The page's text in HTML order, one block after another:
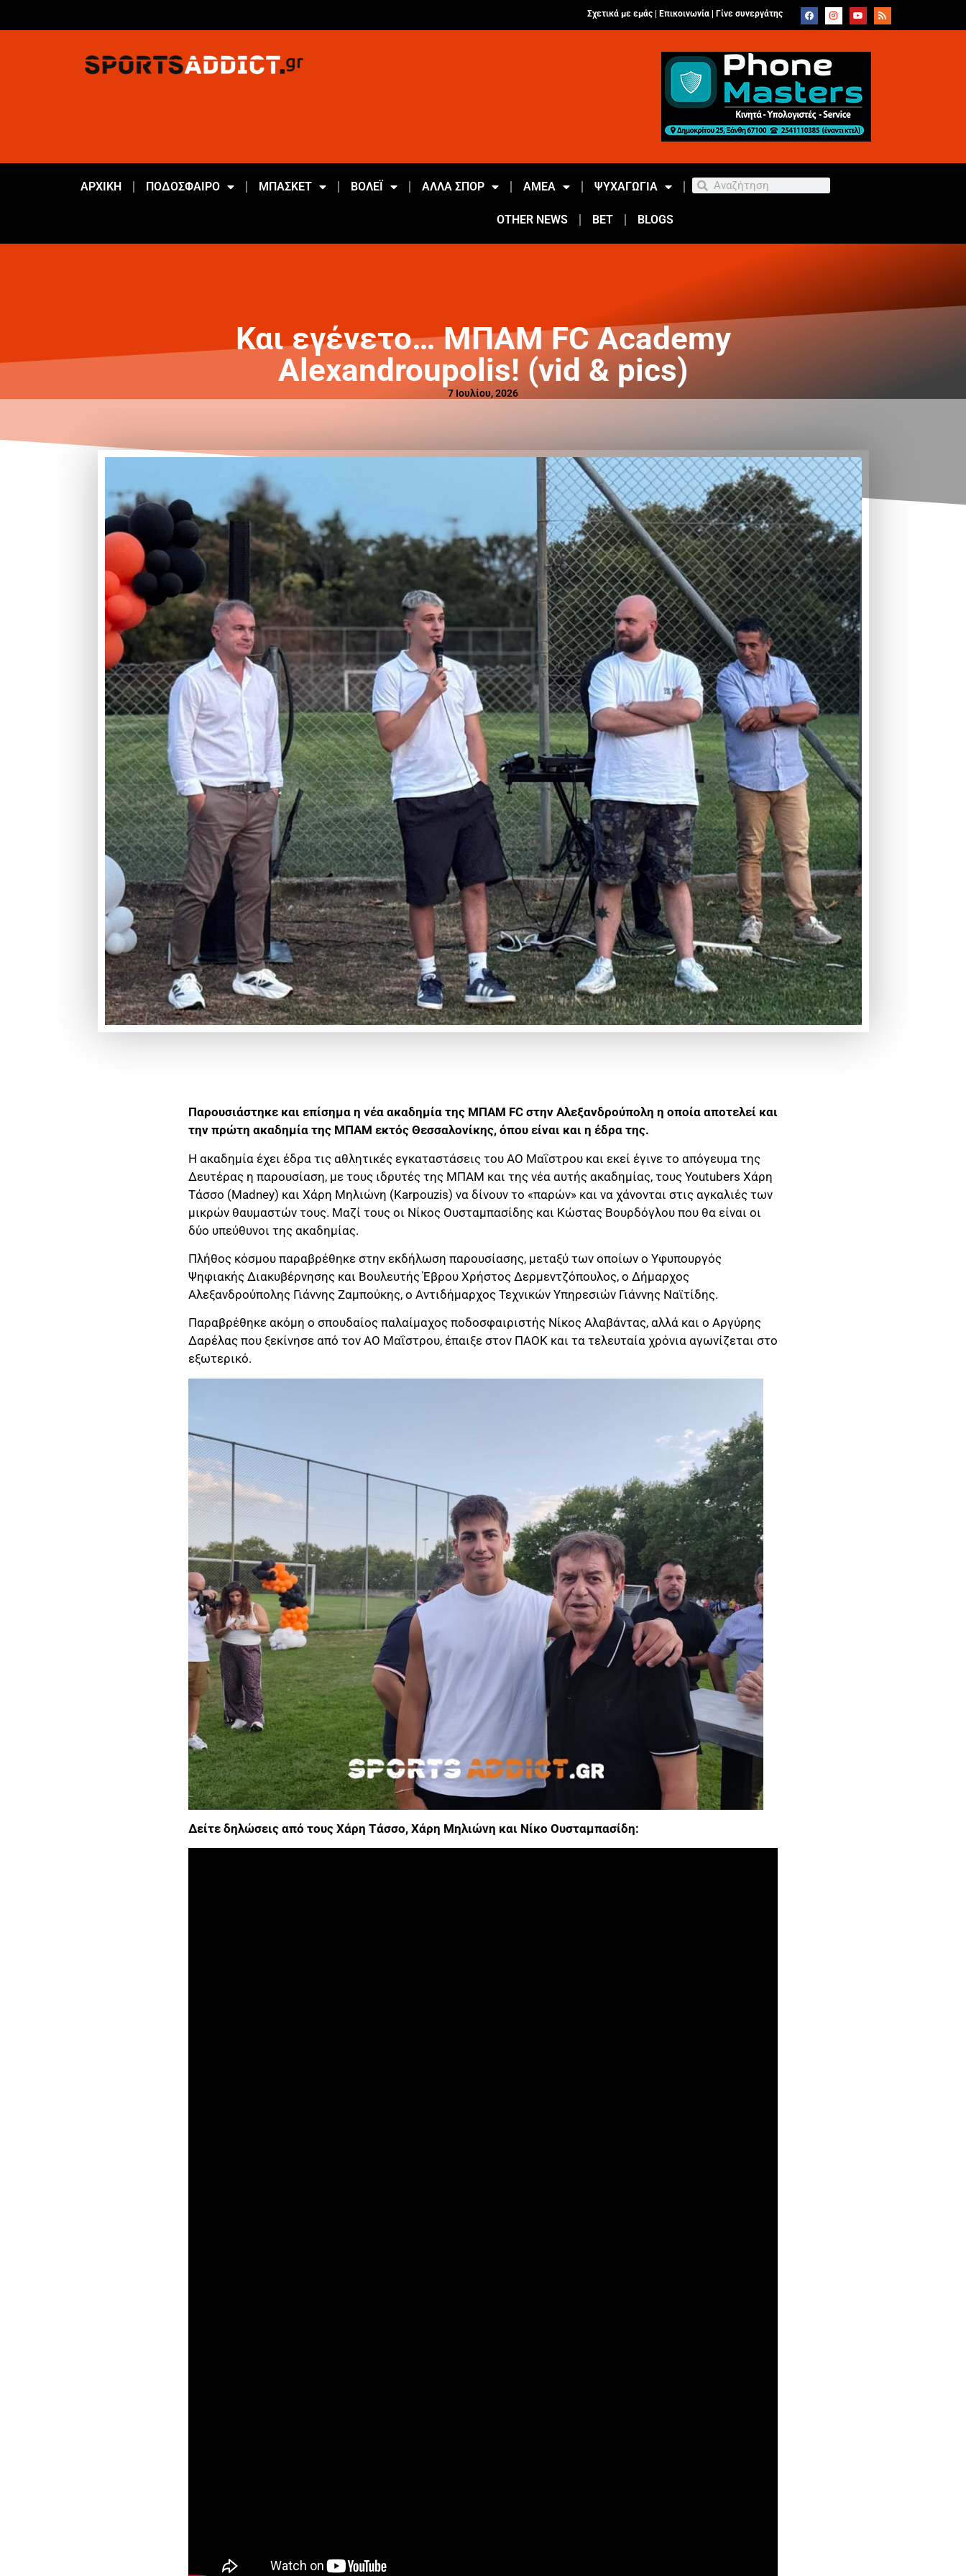
Σχετικά με εμάς | Επικοινωνία Γίνε συνεργάτης
ΑΡΧΙΚΗ ΠΟΔΟΣΦΑΙΡΟ ΜΠΑΣΚΕΤ ΒΟΛΕΪ ΑΛΛΑ ΣΠΟΡ ΑΜΕΑ ΨΥΧΑΓΩΓΙΑ
OTHER NEWS BET BLOGS
Και εγένετο… ΜΠΑΜ FC Academy
Alexandroupolis! (vid & pics)
7 Ιουλίου, 2026
Παρουσιάστηκε και επίσημα η νέα ακαδημία της ΜΠΑΜ FC στην Αλεξανδρούπολη η οποία αποτελεί και
την πρώτη ακαδημία της ΜΠΑΜ εκτός Θεσσαλονίκης, όπου είναι και η έδρα της.
Η ακαδημία έχει έδρα τις αθλητικές εγκαταστάσεις του ΑΟ Μαΐστρου και εκεί έγινε το απόγευμα της
Δευτέρας η παρουσίαση, με τους ιδρυτές της ΜΠΑΜ και της νέα αυτής ακαδημίας, τους Youtubers Χάρη
Τάσσο (Madney) και Χάρη Μηλιώνη (Karpouzis) να δίνουν το «παρών» και να χάνονται στις αγκαλιές των
μικρών θαυμαστών τους. Μαζί τους οι Νίκος Ουσταμπασίδης και Κώστας Βουρδόγλου που θα είναι οι
δύο υπεύθυνοι της ακαδημίας.
Πλήθος κόσμου παραβρέθηκε στην εκδήλωση παρουσίασης, μεταξύ των οποίων ο Υφυπουργός
Ψηφιακής Διακυβέρνησης και Βουλευτής Έβρου Χρήστος Δερμεντζόπουλος, ο Δήμαρχος
Αλεξανδρούπολης Γιάννης Ζαμπούκης, ο Αντιδήμαρχος Τεχνικών Υπηρεσιών Γιάννης Ναϊτίδης.
Παραβρέθηκε ακόμη ο σπουδαίος παλαίμαχος ποδοσφαιριστής Νίκος Αλαβάντας, αλλά και ο Αργύρης
Δαρέλας που ξεκίνησε από τον ΑΟ Μαΐστρου, έπαιξε στον ΠΑΟΚ και τα τελευταία χρόνια αγωνίζεται στο
εξωτερικό.
Δείτε δηλώσεις από τους Χάρη Τάσσο, Χάρη Μηλιώνη και Νίκο Ουσταμπασίδη: